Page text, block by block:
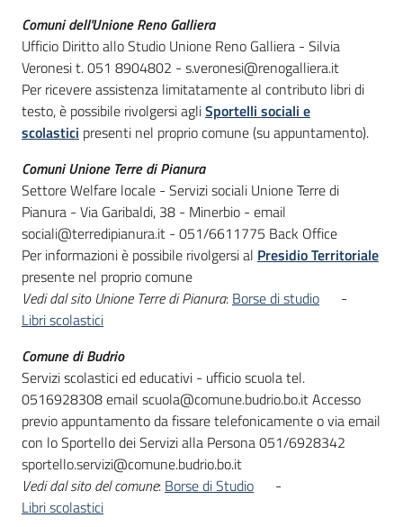
Comuni dell'Unione Reno Galliera
Ufficio Diritto allo Studio Unione Reno Galliera - Silvia
Veronesi t. 051 8904802 - s.veronesi@renogalliera.it
Per ricevere assistenza limitatamente al contributo libri di
testo, è possibile rivolgersi agliSportelli sociali e
scolastici presenti nel proprio comune (su appuntamento).
Comuni Unione Terre di Pianura
Settore Welfare locale - Servizi sociali Unione Terre di
Pianura - Via Garibaldi, 38 - Minerbio - email
sociali@terredipianura.it - 051/6611775 Back Office
Per informazioni è possibile rivolgersi al Presidio Territoriale
presente nel proprio comune
Vedi dal sito Unione Terre di Pianura: Borse di studio
-
Libri scolastici
Comune di Budrio
Servizi scolastici ed educativi - ufficio scuola tel.
0516928308 email scuola@comune.budrio.bo.it Accesso
previo appuntamento da fissare telefonicamente o via email
con lo Sportello dei Servizi alla Persona 051/6928342
sportello.servizi@comune.budrio.bo.it
Vedi dal sito del comune: Borse di Studio
-
Libri scolastici